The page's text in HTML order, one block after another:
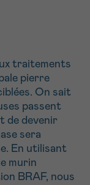
traitements
pierre
On sait
passent
de devenir
sera
En utilisant
murin
BRAF, nous